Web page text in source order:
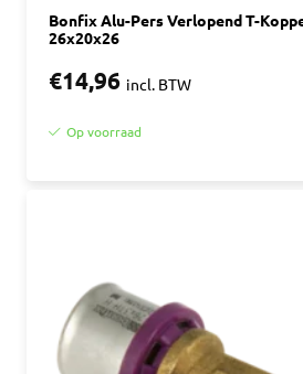
Bonfix Alu-Pers Verlopend T-
26x20x26
€14,96 incl. BTW
Op voorraad